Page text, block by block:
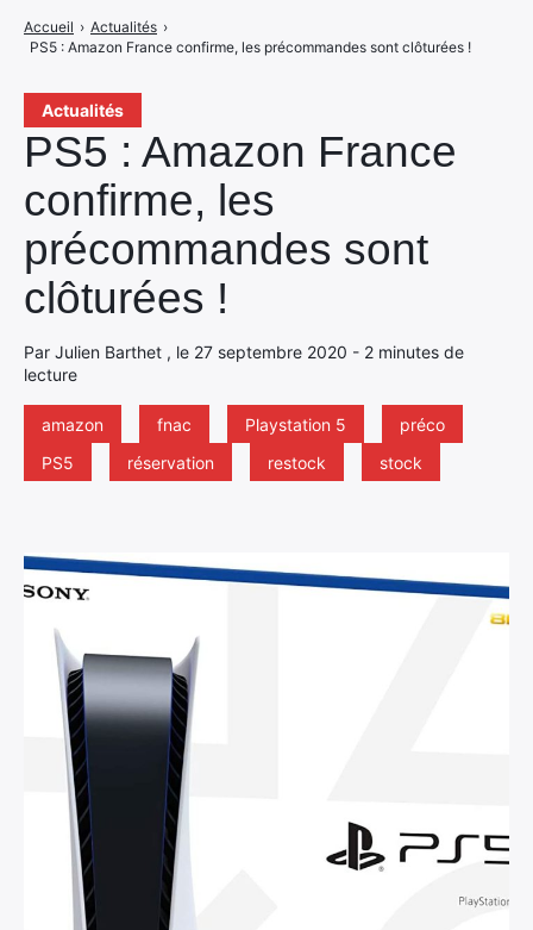
Actualités
PS5 : Amazon France
confirme, les
précommandes sont
clôturées !
Par Julien Barthet , le 27 septembre 2020 - 2 minutes de
lecture
amazon fnac Playstation 5
préco
PS5
réservation restock stock
Accueil › Actualités ›
PS5 : Amazon France confirme, les précommandes sont clôturées !